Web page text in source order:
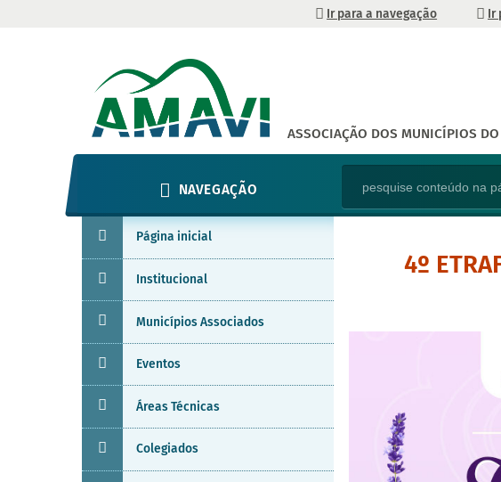
Ir para a navegação Ir
ASSOCIAÇÃO DOS MUNICÍPIOS
NAVEGAÇÃO
4º
Página inicial
Institucional
Municípios Associados
Eventos
Áreas Técnicas
Colegiados